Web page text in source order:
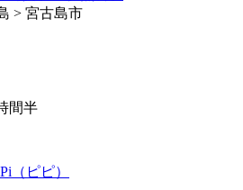
> 宮古島市
間半
（ピピ）